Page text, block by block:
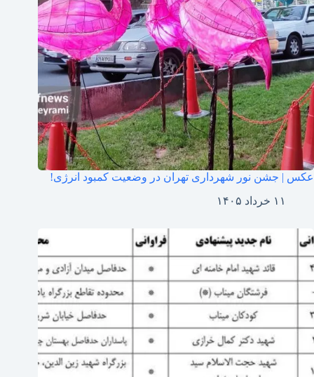
عکس | جشن نور شهرداری تهران در وضعیت کمبود انرژی!
۱۱ خرداد ۱۴۰۵